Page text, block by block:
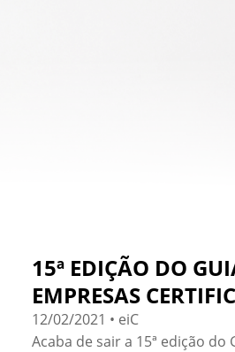
15ª EDIÇÃO DO
EMPRESAS
12/02/2021 • eiC
Acaba de sair a 15ª edição do